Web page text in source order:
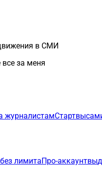
в СМИ
все за меня
журналистамСтартвы
лимитаПро-аккаунтвы